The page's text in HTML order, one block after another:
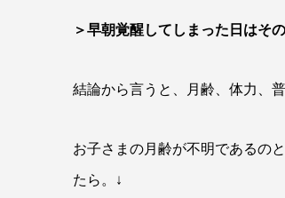
＞早朝覚醒してしまった日はそ
結論から言うと、月齢、体力、
お子さまの月齢が不明であるの
たら。↓